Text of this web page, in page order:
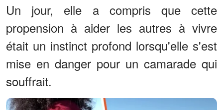
Un jour, elle a compris que cette
propension à aider les autres à vivre
était un instinct profond lorsqu'elle s'est
mise en danger pour un camarade qui
souffrait.